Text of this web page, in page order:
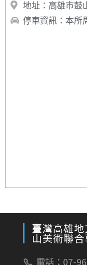
地址：高雄市鼓
停車資訊：本所
臺灣高雄
山美術聯
電話：07-